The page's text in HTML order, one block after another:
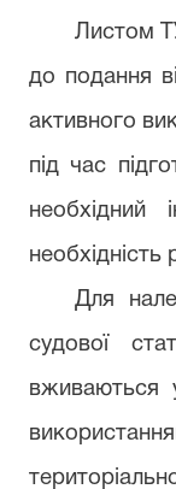
Листом
до подання
активного
під час
необхідний
Для
судової
вживаються